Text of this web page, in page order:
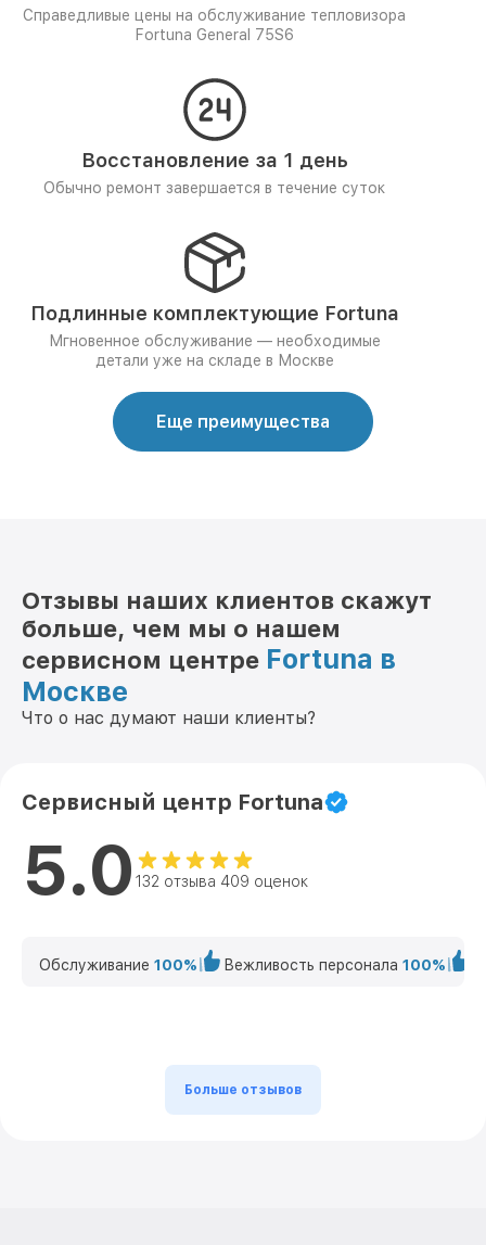
Справедливые цены на обслуживание тепловизора
Fortuna General 75S6
Восстановление за 1 день
Обычно ремонт завершается в течение суток
Подлинные комплектующие Fortuna
Мгновенное обслуживание — необходимые
детали уже на складе в Москве
Еще преимущества
Отзывы наших клиентов скажут
больше, чем мы о нашем
сервисном центре Fortuna в
Москве
Что о нас думают наши клиенты?
Сервисный центр Fortuna
5.0 132 отзыва 409 оценок
Обслуживание 100% Вежливость персонала 100%
Больше отзывов